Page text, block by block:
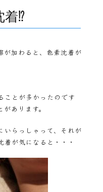
着⁉
が加わると、色素沈着が
ことが多かったのです
あります。
いらっしゃって、それが
が気になると・・・